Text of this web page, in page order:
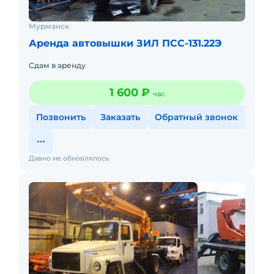
Мурманск
Аренда автовышки ЗИЛ ПСС-131.22Э
Сдам в аренду
1 600 ₽ час
Позвонить Заказать Обратный звонок
Давно не обновлялось